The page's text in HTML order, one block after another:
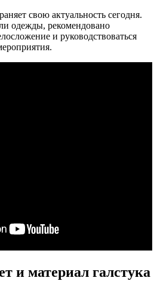
свою актуальность сегодня.
одежды, рекомендовано
и руководствоваться
и материал галстука